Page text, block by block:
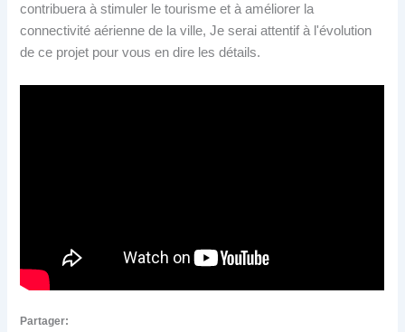
contribuera à stimuler le tourisme et à améliorer la
connectivité aérienne de la ville, Je serai attentif à l'évolution
de ce projet pour vous en dire les détails.
Partager: